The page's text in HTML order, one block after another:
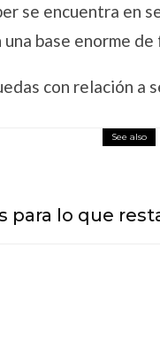
se encuentra en
base enorme
con relación a
See also
para lo que